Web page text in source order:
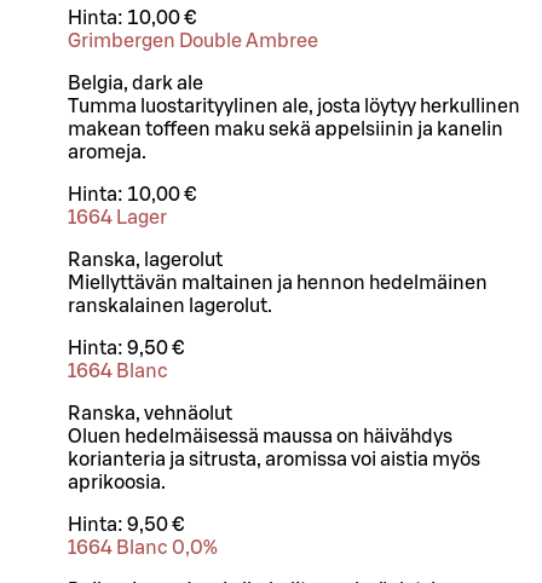
Hinta: 10,00 €
Grimbergen Double Ambree
Belgia, dark ale
Tumma luostarityylinen ale, josta löytyy herkullinen
makean toffeen maku sekä appelsiinin ja kanelin
aromeja.
Hinta: 10,00 €
1664 Lager
Ranska, lagerolut
Miellyttävän maltainen ja hennon hedelmäinen
ranskalainen lagerolut.
Hinta: 9,50 €
1664 Blanc
Ranska, vehnäolut
Oluen hedelmäisessä maussa on häivähdys
korianteria ja sitrusta, aromissa voi aistia myös
aprikoosia.
Hinta: 9,50 €
1664 Blanc 0,0%